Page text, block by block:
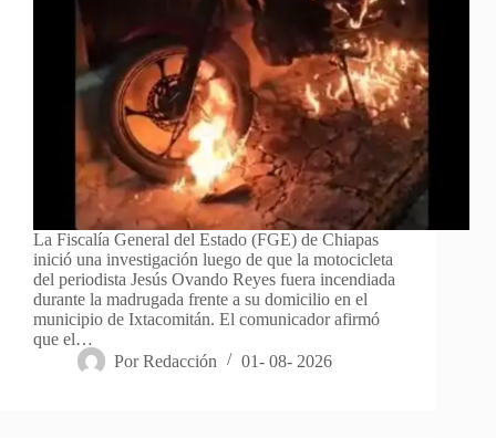
La Fiscalía General del Estado (FGE) de Chiapas
inició una investigación luego de que la motocicleta
del periodista Jesús Ovando Reyes fuera incendiada
durante la madrugada frente a su domicilio en el
municipio de Ixtacomitán. El comunicador afirmó
que el…
Por Redacción 01- 08- 2026